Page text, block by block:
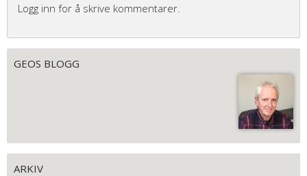
Logg inn for å skrive kommentarer.
GEOS BLOGG
ARKIV